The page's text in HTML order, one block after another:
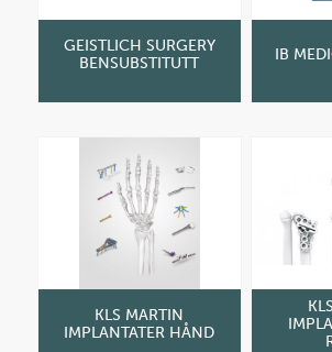
GEISTLICH SURGERY
BENSUBSTITUTT
IB
KLS MARTIN
IMPLANTATER HÅND